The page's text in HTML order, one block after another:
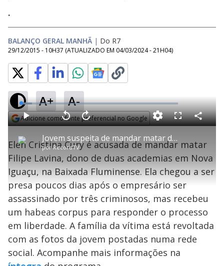
.
BALANÇO GERAL MANHÃ | Do R7
29/12/2015 - 10H37 (ATUALIZADO EM 04/03/2024 - 21H04)
A+ A-
Adicione como fonte preferencial no Google
P
l
a
y
Jovem suspeita de mandar matar dono de academia posta fotos na praia
porRecordTV
P V
t
a
r
0
e
g
s
A
n
1
s
e
u
n
o
s
M
u
d
o
L
o
a
d
e
8
%
F
e
n
C
o
a
r
i
l
Elen Cristina Cury é acusada de mandar matar
Filipe Lavina, dono de duas academias em Nova
Iguaçu, na Baixada Fluminense. Ela chegou a ser
presa poucos dias após o empresário ser
assassinado por três criminosos, mas recebeu
um habeas corpus para responder o processo
em liberdade. A família da vítima está revoltada
com as fotos da jovem postadas numa rede
social. Acompanhe mais informações na